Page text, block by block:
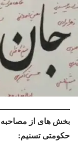
بخش های از
حکومتی تسنیم: